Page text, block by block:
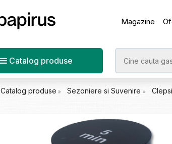
Magazine
Catalog produse
Catalog produse Sezoniere si Suvenire